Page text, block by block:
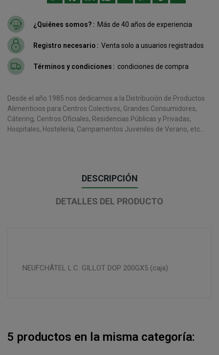
¿Quiénes somos? Más de 40 años de experiencia
Registro necesario Venta solo a usuarios registrados
Términos y condiciones condiciones de compra
Desde el año 1985 nos dedicamos a la Distribución de Productos
Alimenticios para Centros Colectivos, Grandes Consumidores,
Cátering, Centros Oficiales, Residencias Públicas y Privadas,
Hospitales, Hostelería, Campamentos Juveniles de Verano, etc...
DESCRIPCIÓN
DETALLES DEL PRODUCTO
NEUFCHÂTEL L.C. GILLOT DOP 200GX5 (caja)
5 productos en la misma categoría: